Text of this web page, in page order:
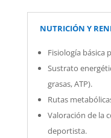
NUTRICIÓN Y
Fisiología básica
Sustrato
grasas, ATP).
Rutas
Valoración de la
deportista.